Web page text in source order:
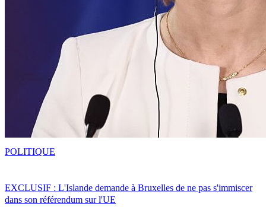
EXCLUSIF : L'Islande demande à Bruxelles de ne pas s'immiscer
dans son référendum sur l'UE
POLITIQUE